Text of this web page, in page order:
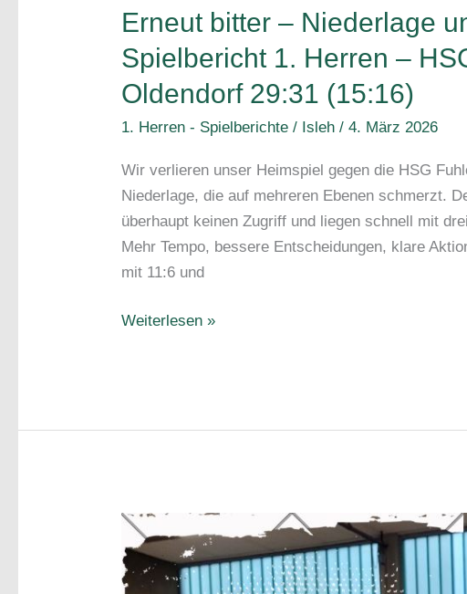
Erneut bitter – Niederlage
Spielbericht 1. Herren –
Oldendorf 29:31 (15:16)
1. Herren - Spielberichte / Isleh/4. März 2026
Wir verlieren unser Heimspiel gegen die HSG
Niederlage, die auf mehreren Ebenen schmerzt.
überhaupt keinen Zugriff und liegen schnell mit
Mehr Tempo, bessere Entscheidungen, klare
mit 11:6 und
Erneut
;
Spielbericht
1.
Weiterlesen »